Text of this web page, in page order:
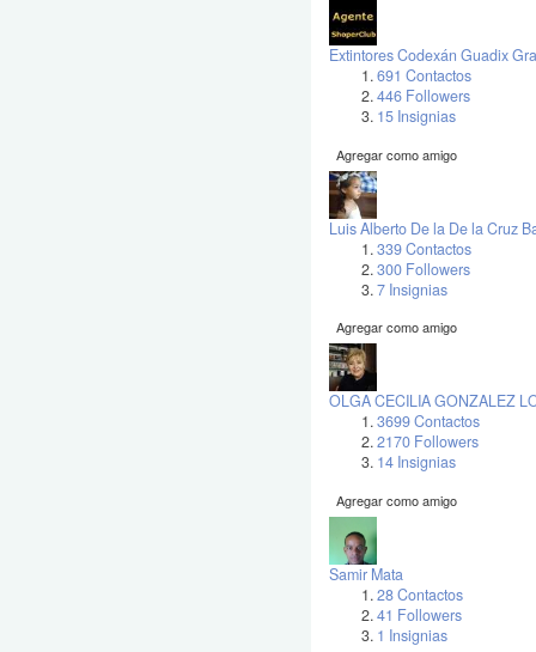
Extintores Codexán Guadix
691 Contactos
446 Followers
15 Insignias
Agregar como amigo
Luis Alberto De la De la Cruz
339 Contactos
300 Followers
7 Insignias
Agregar como amigo
OLGA CECILIA GONZALEZ
3699 Contactos
2170 Followers
14 Insignias
Agregar como amigo
Samir Mata
28 Contactos
41 Followers
1 Insignias